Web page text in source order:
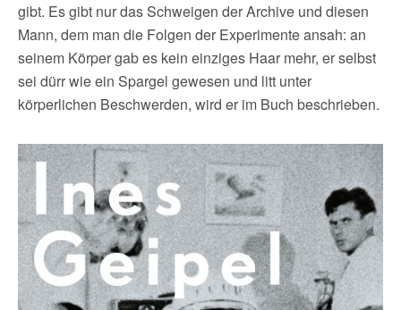
gibt. Es gibt nur das Schweigen der Archive und diesen
Mann, dem man die Folgen der Experimente ansah: an
seinem Körper gab es kein einziges Haar mehr, er selbst
sei dürr wie ein Spargel gewesen und litt unter
körperlichen Beschwerden, wird er im Buch beschrieben.